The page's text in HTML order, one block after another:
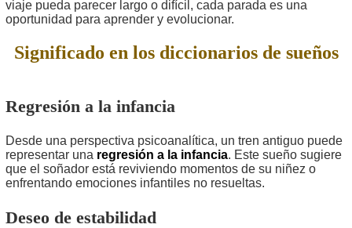
viaje pueda parecer largo o difícil, cada parada es una
oportunidad para aprender y evolucionar.
Significado en los diccionarios de sueños
Regresión a la infancia
Desde una perspectiva psicoanalítica, un tren antiguo puede
representar una regresión a la infancia. Este sueño sugiere
que el soñador está reviviendo momentos de su niñez o
enfrentando emociones infantiles no resueltas.
Deseo de estabilidad